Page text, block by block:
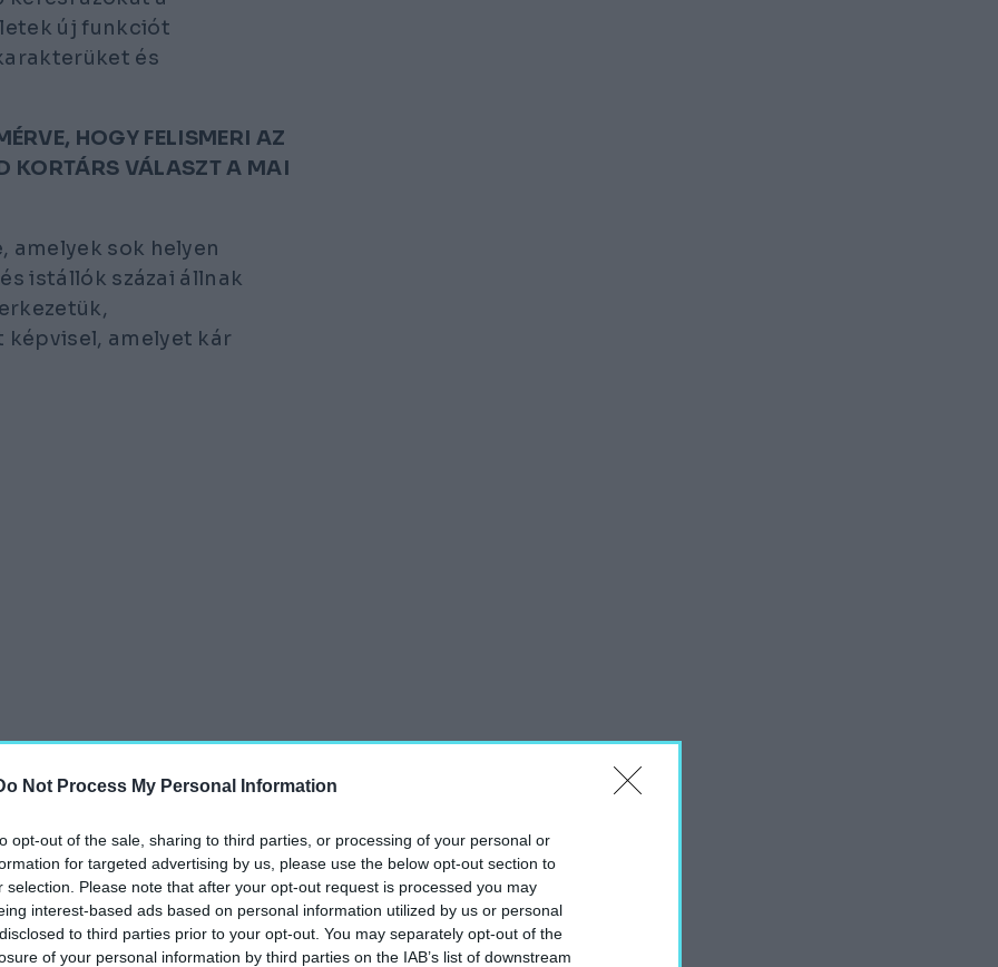
Not Process My Personal Information
opt-out of the sale, sharing to third parties, or processing of your personal or
for targeted advertising by us, please use the below opt-out section to
selection. Please note that after your opt-out request is processed you may
interest-based ads based on personal information utilized by us or personal
to third parties prior to your opt-out. You may separately opt-out of the
of your personal information by third parties on the IAB’s list of downstream
új funkciót
és
HOGY FELISMERI AZ
KORTÁRS VÁLASZT A MAI
amelyek sok helyen
istállók százai állnak
képvisel, amelyet kár
jelent, mert eredeti
miközben számos